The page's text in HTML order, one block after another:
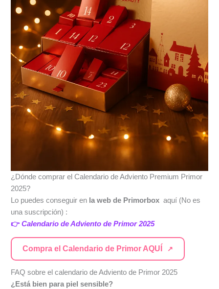
¿Dónde comprar el Calendario de Adviento Premium Primor
2025?
Lo puedes conseguir en la web de Primorbox aquí (No es
una suscripción) :
👉Calendario de Adviento de Primor 2025
Compra el Calendario de Primor AQUÍ
FAQ sobre el calendario de Adviento de Primor 2025
¿Está bien para piel sensible?